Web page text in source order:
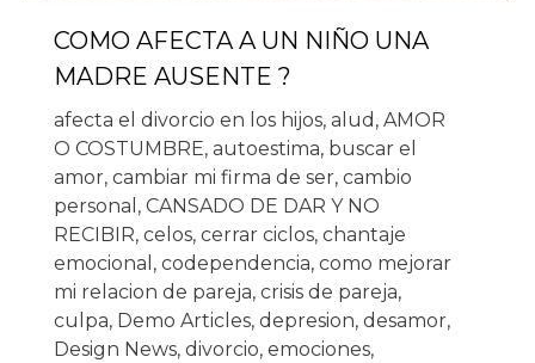
COMO AFECTA A UN NIÑO UNA
MADRE AUSENTE ?
afecta el divorcio en los hijos, alud , AMOR
O COSTUMBRE, autoestima, buscar el
amor, cambiar mi firma de ser, cambio
personal , CANSADO DE DAR Y NO
RECIBIR, celos, cerrar ciclos, chantaje
emocional , codependencia, como mejorar
mi relacion de pareja, crisis de pareja,
culpa, Demo Articles, depresion, desamor,
Design News, divorcio, emociones,